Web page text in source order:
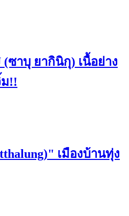
ซาบุ ยากินิกุ) เนื้อย่าง
!!
เมืองบ้านทุ่ง